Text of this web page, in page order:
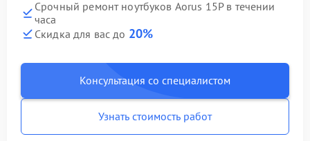
Срочный ремонт ноутбуков Aorus 15P в течении
часа
Скидка для вас до 20%
Консультация со специалистом
Узнать стоимость работ